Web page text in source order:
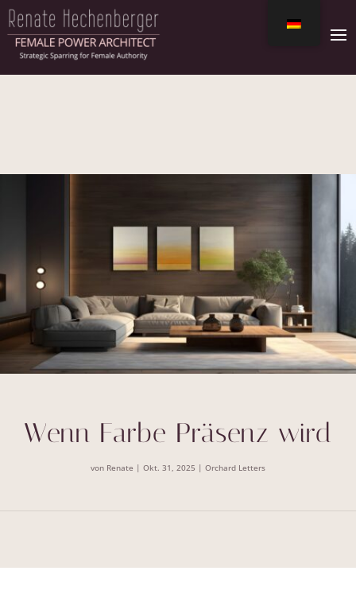
Wenn Farbe Präsenz wird
von Renate | Okt. 31, 2025 | Orchard Letters